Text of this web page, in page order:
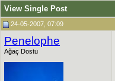
View Single Post
24-05-2007, 07:09
Penelophe
Ağaç Dostu